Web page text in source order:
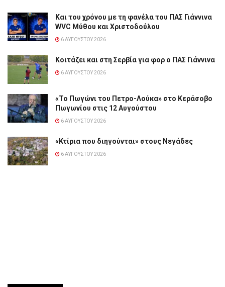
Και του χρόνου με τη φανέλα του ΠΑΣ Γιάννινα
WVC Μύθου και Χριστοδούλου
6 ΑΥΓΟΎΣΤΟΥ 2026
Κοιτάζει και στη Σερβία για φορ ο ΠΑΣ Γιάννινα
6 ΑΥΓΟΎΣΤΟΥ 2026
«Το Πωγώνι του Πετρο-Λούκα» στο Κεράσοβο
Πωγωνίου στις 12 Αυγούστου
6 ΑΥΓΟΎΣΤΟΥ 2026
«Κτίρια που διηγούνται» στους Νεγάδες
6 ΑΥΓΟΎΣΤΟΥ 2026